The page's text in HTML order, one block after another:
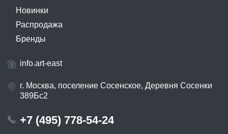
Новинки
Распродажа
Бренды
info.art-east
г. Москва, поселение Сосенское, Деревня Сосенки
389Бс2
+7 (495) 778-54-24